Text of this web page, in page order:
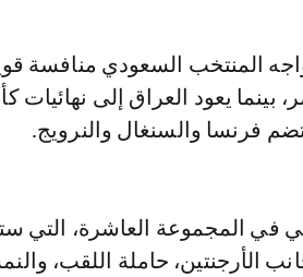
المنتخب السعودي منافسة
بينما يعود العراق إلى نهائيات
في المجموعة العاشرة، التي
الأرجنتين، حاملة اللقب،